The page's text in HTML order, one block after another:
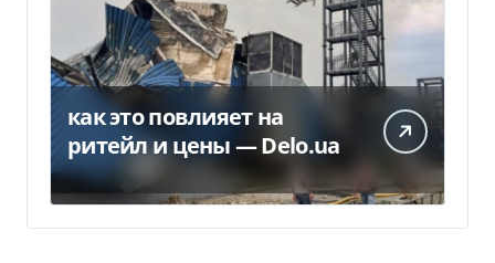
как это повлияет на
ритейл и цены — Delo.ua